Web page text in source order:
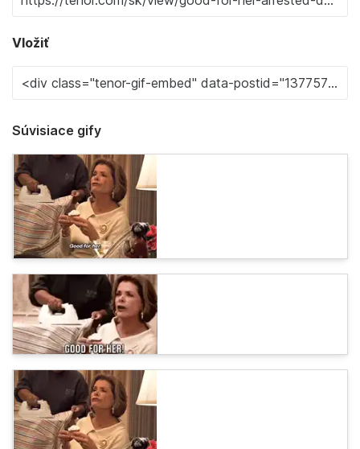
Vložiť
Súvisiace gify